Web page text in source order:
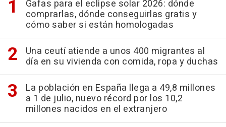
Gafas para el eclipse solar 2026: dónde
comprarlas, dónde conseguirlas gratis y
cómo saber si están homologadas
Una ceutí atiende a unos 400 migrantes al
día en su vivienda con comida, ropa y duchas
La población en España llega a 49,8 millones
a 1 de julio, nuevo récord por los 10,2
millones nacidos en el extranjero